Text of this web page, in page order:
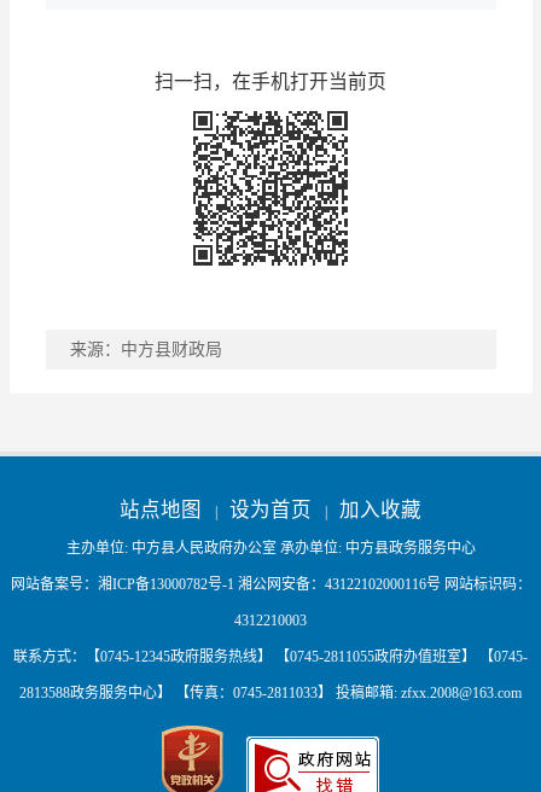
扫一扫，在手机打开当前页
来源：中方县财政局
站点地图 | 设为首页 | 加入收藏
主办单位: 中方县人民政府办公室 承办单位: 中方县政务服务中心
网站备案号： 湘ICP备13000782号-1 湘公网安备： 43122102000116号网站标识码：
4312210003
联系方式：【0745-12345政府服务热线】 【0745-2811055政府办值班室】 【0745-
2813588政务服务中心】 【传真：0745-2811033】 投稿邮箱: zfxx.2008@163.com